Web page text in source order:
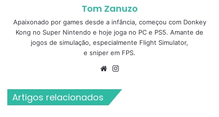
Tom Zanuzo
Apaixonado por games desde a infância, começou com Donkey
Kong no Super Nintendo e hoje joga no PC e PS5. Amante de
jogos de simulação, especialmente Flight Simulator,
e sniper em FPS.
Website
Artigos relacionados